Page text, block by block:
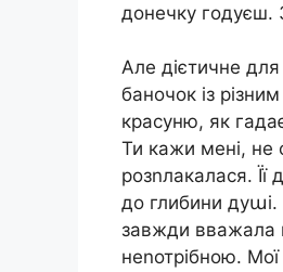
донечку
Але дієтичне
баночок із
красуню, як
Ти кажи мені, не
розnлакалася.
до глибини дуաі.
завжди вважала
неnотрібною.